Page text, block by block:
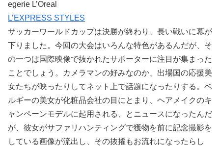
egerie L’Oreal
L’EXPRESS STYLES
サッカーワールドカップは決勝が終わり、長い戦いに幕が
下りました。今回の大会はいろんな特色があるんだが、そ
の一つは国際映像で抜かれたサポーターに注目が集まった
ことでしょう。カメラマンの好みなのか、出場国の応援美
女たちが映ったりしてネット上で話題になったりする。ベ
ルギーの美女が化粧品会社の目にとまり、ヘアメイクのキ
ャンペーンモデルに起用される、とニュースになったんだ
が、彼女がサファリハンティングで獲物を前に記念撮影を
している画像が流出し、その抜擢もお流れになったらし